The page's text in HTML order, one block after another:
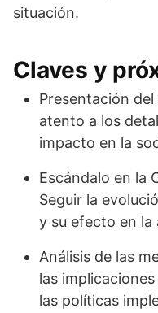
situación.
Claves y
Presentación
atento a los
impacto en la
Escándalo en la
Seguir la
y su efecto en la
Análisis de las
las
las políticas